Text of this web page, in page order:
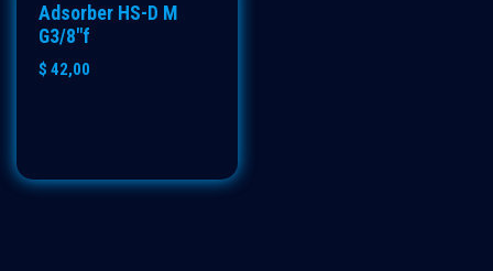
Adsorber HS-D M
G3/8"f
$ 42,00